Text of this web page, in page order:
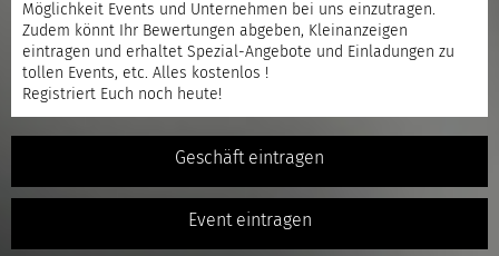
Möglichkeit Events und Unternehmen bei uns einzutragen.
Zudem könnt Ihr Bewertungen abgeben, Kleinanzeigen
eintragen und erhaltet Spezial-Angebote und Einladungen zu
tollen Events, etc. Alles kostenlos !
Registriert Euch noch heute!
Geschäft eintragen
Event eintragen